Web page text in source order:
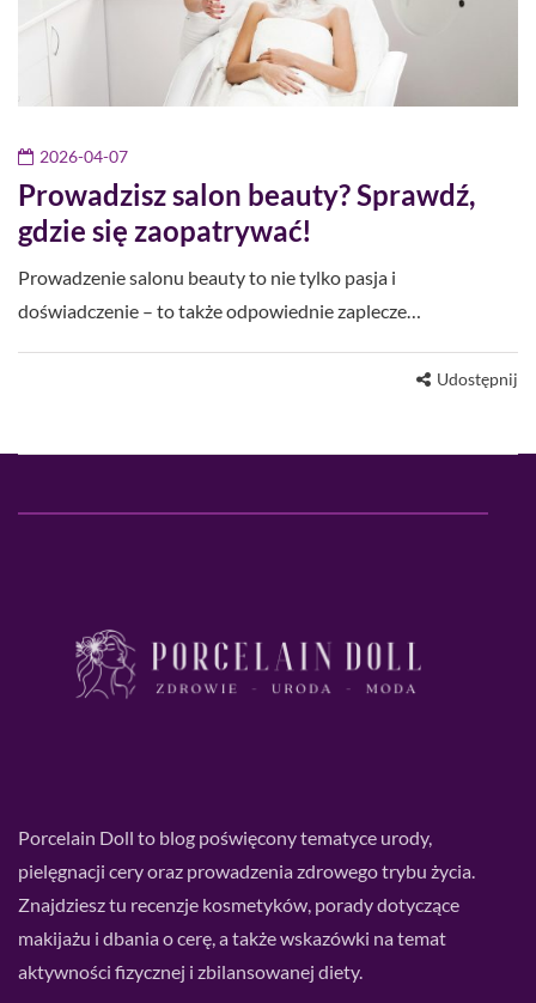
2026-04-07
Prowadzisz salon beauty? Sprawdź,
gdzie się zaopatrywać!
Prowadzenie salonu beauty to nie tylko pasja i
doświadczenie – to także odpowiednie zaplecze…
Udostępnij
Porcelain Doll to blog poświęcony tematyce urody,
pielęgnacji cery oraz prowadzenia zdrowego trybu życia.
Znajdziesz tu recenzje kosmetyków, porady dotyczące
makijażu i dbania o cerę, a także wskazówki na temat
aktywności fizycznej i zbilansowanej diety.